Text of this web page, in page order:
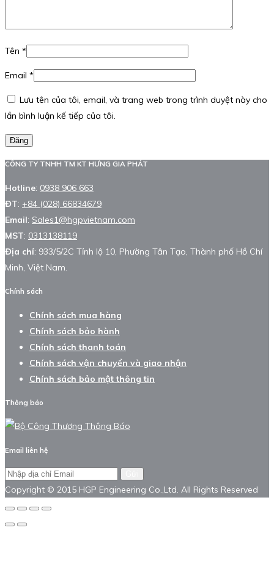
Tên *
Email *
Lưu tên của tôi, email, và trang web trong trình duyệt này cho
lần bình luận kế tiếp của tôi.
Đăng
CÔNG TY TNHH TM KT HƯNG GIA PHÁT
Hotline: 0938 906 663
ĐT: +84 (028) 66834679
Email: Sales1@hgpvietnam.com
MST: 0313138119
Địa chỉ: 933/5/2C Tỉnh lộ 10, Phường Tân Tạo, Thành phố Hồ Chí
Minh, Việt Nam.
Chính sách
Chính sách mua hàng
Chính sách bảo hành
Chính sách thanh toán
Chính sách vận chuyển và giao nhận
Chính sách bảo mật thông tin
Thông báo
Email liên hệ
Copyright © 2015 HGP Engineering Co.,Ltd. All Rights Reserved